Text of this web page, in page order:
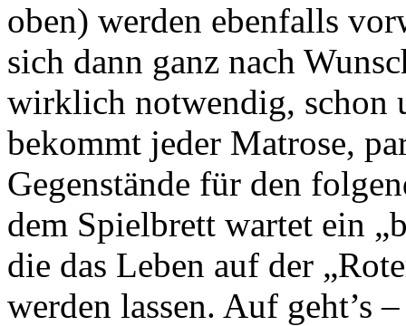
oben) werden ebenfalls
sich dann ganz nach
wirklich notwendig, schon
bekommt jeder Matrose,
Gegenstände für den
dem Spielbrett wartet ein
die das Leben auf der
werden lassen. Auf geht’s